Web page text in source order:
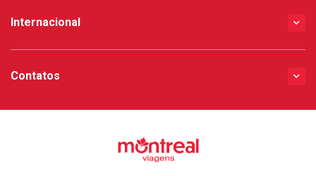
Internacional
Contatos